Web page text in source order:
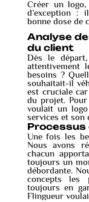
Créer un
d’exception :
bonne dose de
Analyse
du client
Dès le
attentivement
besoins ?
souhaitait-il
est cruciale
du projet.
voulait un
services et son
Une fois les
Nous avons
chacun
toujours un
débordante.
concepts les
toujours en
Flingueur